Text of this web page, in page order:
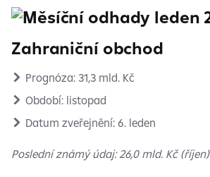
Zahraniční obchod
Prognóza: 31,3 mld. Kč
Období: listopad
Datum zveřejnění: 6. leden
Poslední známý údaj: 26,0 mld. Kč (říjen)